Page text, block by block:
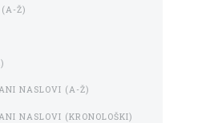
(A-Ž)
NASLOVI (A-Ž)
NASLOVI (KRONOLOŠKI)